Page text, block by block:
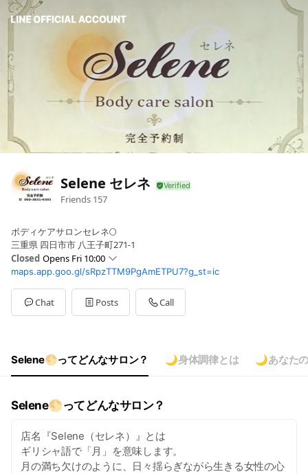
Selene セレネ
Friends 157
ボディケアサロンセレネ🌕
三重県 四日市市 八王子町271-1
Closed Opens Fri 10:00
Sun10:00 - 18:00
Mon10:00 - 18:00
Tue10:00 - 18:00
WedClosed
10:00 - 18:00
定休日 水曜他数日
maps.app.goo.gl/sRpzTTM9PgAmETPU7?g_st=ic
Chat Posts Call
Selene🌕ってどんなサロン？ 🌙身体調律とは 🌙あなた
Selene🌕ってどんなサロン？
店名『Selene（セレネ）』とは
ギリシャ語で「月」を意味します。
月の満ち欠けのように、日々揺らぎながら生きる女性の心